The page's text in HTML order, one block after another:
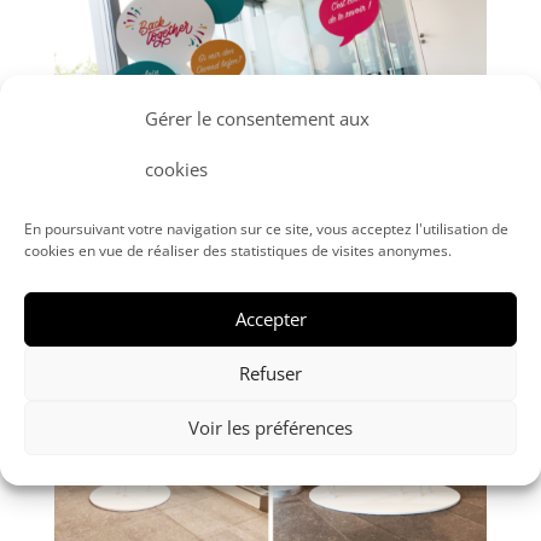
Gérer le consentement aux
cookies
En poursuivant votre navigation sur ce site, vous acceptez l'utilisation de
cookies en vue de réaliser des statistiques de visites anonymes.
Accepter
Refuser
Voir les préférences